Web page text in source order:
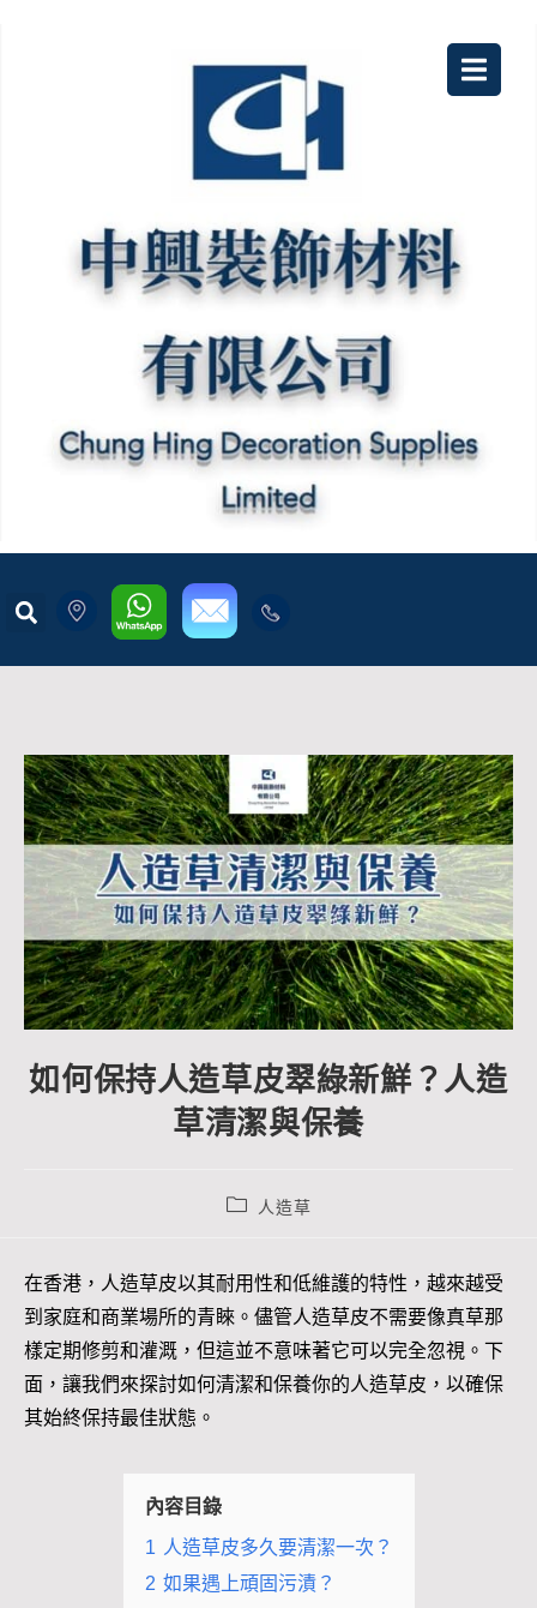
如何保持人造草皮翠綠新鮮？人造
草清潔與保養
人造草
在香港，人造草皮以其耐用性和低維護的特性，越來越受
到家庭和商業場所的青睞。儘管人造草皮不需要像真草那
樣定期修剪和灌溉，但這並不意味著它可以完全忽視。下
面，讓我們來探討如何清潔和保養你的人造草皮，以確保
其始終保持最佳狀態。
內容目錄
1 人造草皮多久要清潔一次？
2 如果遇上頑固污漬？